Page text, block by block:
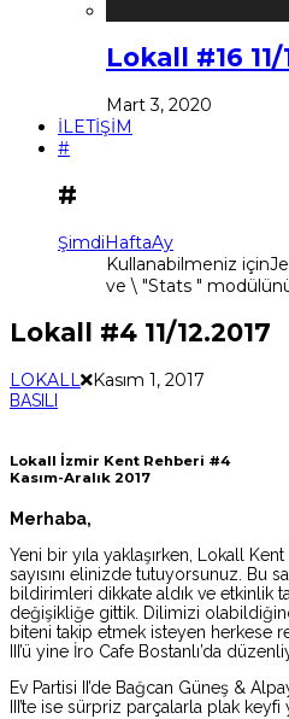
Lokall #16 11/
Mart 3, 2020
İLETİŞİM
#
#
ŞimdiHaftaAy
Kullanabilmeniz
ve \ "Stats "
Lokall #4 11/12.2017
LOKALL Kasım 1, 2017
BASILI
Lokall İzmir Kent Rehberi #4
Kasım-Aralık 2017
Merhaba,
Yeni bir yıla yaklaşırken, Lokall
sayısını elinizde tutuyorsunuz. Bu
bildirimleri dikkate aldık ve etkinlik
değişikliğe gittik. Dilimizi
biteni takip etmek isteyen herkese
III’ü yine İro Cafe Bostanlı’da
Ev Partisi II’de Bağcan Güneş &
III’te ise sürpriz parçalarla plak keyfi